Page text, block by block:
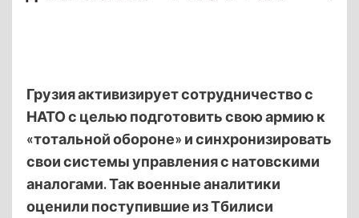
Грузия активизирует сотрудничество с
НАТО с целью подготовить свою армию к
«тотальной обороне» и синхронизировать
свои системы управления с натовскими
аналогами. Так военные аналитики
оценили поступившие из Тбилиси